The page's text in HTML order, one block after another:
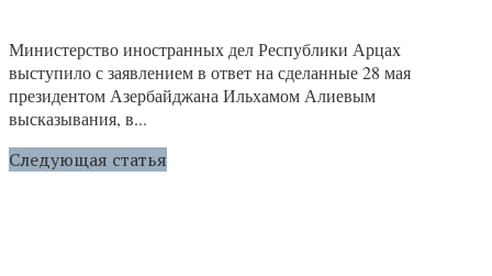
Министерство иностранных дел Республики Арцах
выступило с заявлением в ответ на сделанные 28 мая
президентом Азербайджана Ильхамом Алиевым
высказывания, в...
Следующая статья